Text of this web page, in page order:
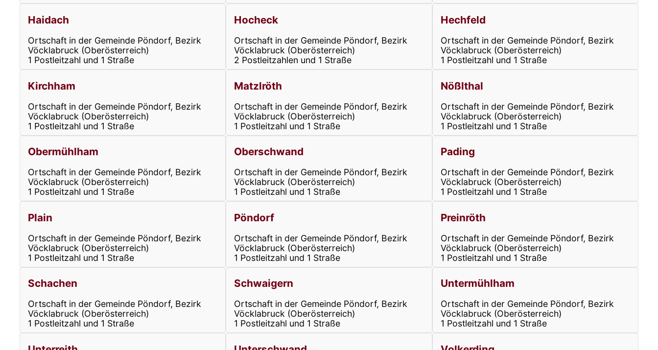
Haidach
Ortschaft in der Gemeinde Pöndorf, Bezirk
Vöcklabruck (Oberösterreich)
1 Postleitzahl und 1 Straße
Hocheck
Ortschaft in der Gemeinde Pöndorf, Bezirk
Vöcklabruck (Oberösterreich)
2 Postleitzahlen und 1 Straße
Hechfeld
Ortschaft in der Gemeinde Pöndorf, Bezirk
Vöcklabruck (Oberösterreich)
1 Postleitzahl und 1 Straße
Kirchham
Ortschaft in der Gemeinde Pöndorf, Bezirk
Vöcklabruck (Oberösterreich)
1 Postleitzahl und 1 Straße
Matzlröth
Ortschaft in der Gemeinde Pöndorf, Bezirk
Vöcklabruck (Oberösterreich)
1 Postleitzahl und 1 Straße
Nößlthal
Ortschaft in der Gemeinde Pöndorf, Bezirk
Vöcklabruck (Oberösterreich)
1 Postleitzahl und 1 Straße
Obermühlham
Ortschaft in der Gemeinde Pöndorf, Bezirk
Vöcklabruck (Oberösterreich)
1 Postleitzahl und 1 Straße
Oberschwand
Ortschaft in der Gemeinde Pöndorf, Bezirk
Vöcklabruck (Oberösterreich)
1 Postleitzahl und 1 Straße
Pading
Ortschaft in der Gemeinde Pöndorf, Bezirk
Vöcklabruck (Oberösterreich)
1 Postleitzahl und 1 Straße
Plain
Ortschaft in der Gemeinde Pöndorf, Bezirk
Vöcklabruck (Oberösterreich)
1 Postleitzahl und 1 Straße
Pöndorf
Ortschaft in der Gemeinde Pöndorf, Bezirk
Vöcklabruck (Oberösterreich)
1 Postleitzahl und 1 Straße
Preinröth
Ortschaft in der Gemeinde Pöndorf, Bezirk
Vöcklabruck (Oberösterreich)
1 Postleitzahl und 1 Straße
Schachen
Ortschaft in der Gemeinde Pöndorf, Bezirk
Vöcklabruck (Oberösterreich)
1 Postleitzahl und 1 Straße
Schwaigern
Ortschaft in der Gemeinde Pöndorf, Bezirk
Vöcklabruck (Oberösterreich)
1 Postleitzahl und 1 Straße
Untermühlham
Ortschaft in der Gemeinde Pöndorf, Bezirk
Vöcklabruck (Oberösterreich)
1 Postleitzahl und 1 Straße